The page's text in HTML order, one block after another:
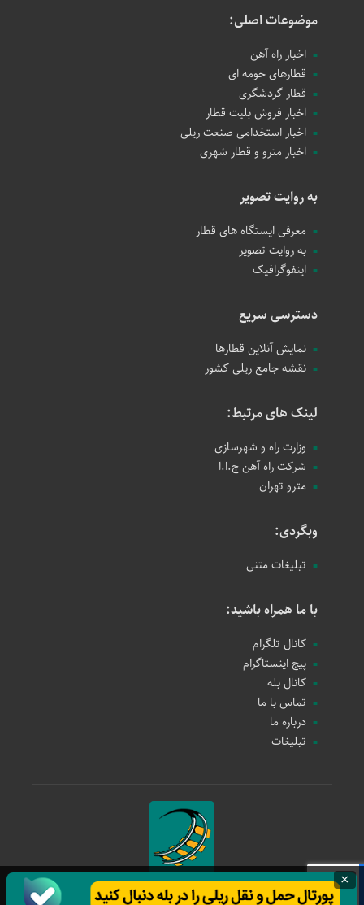
موضوعات اصلی:
اخبار راه آهن
قطارهای حومه ای
قطار گردشگری
اخبار فروش بلیت قطار
اخبار استخدامی صنعت ریلی
اخبار مترو و قطار شهری
به روایت تصویر
معرفی ایستگاه های قطار
به روایت تصویر
اینفوگرافیک
دسترسی سریع
نمایش آنلاین قطارها
نقشه جامع ریلی کشور
لینک های مرتبط:
وزارت راه و شهرسازی
شرکت راه آهن ج.ا.ا
مترو تهران
وبگردی:
تبلیغات متنی
با ما همراه باشید:
کانال تلگرام
پیج اینستاگرام
کانال بله
تماس با ما
درباره ما
تبلیغات
حمل و نقل ریلی
×